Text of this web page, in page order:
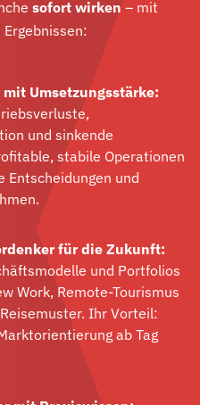
sofort wirken– mit
Umsetzungsstärke:
und sinkende
stabile Operationen
Entscheidungen und
für die Zukunft:
und Portfolios
Work, Remote-Tourismus
Ihr Vorteil:
ab Tag